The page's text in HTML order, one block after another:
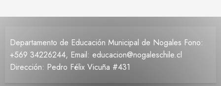
Departamento de Educación Municipal de Nogales Fono:
+569 34226244, Email: educacion@nogaleschile.cl
Dirección: Pedro Félix Vicuña #431